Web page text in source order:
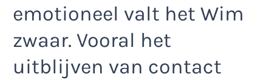
emotioneel valt het Wim
zwaar. Vooral het
uitblijven van contact